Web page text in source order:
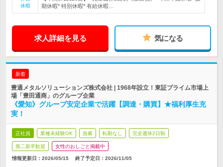
休暇
期休暇* 特別休暇* 有給休暇…
求人詳細を見る 気になる
新着
豊通メタルソリューションズ株式会社 | 1968年設立！東証プライム市場上
場「豊田通商」のグループ企業
《愛知》グループ安定企業で活躍【調達・購買】★福利厚生充
実！
正社員 業種未経験OK 急募 転勤なし 完全週休2日制
第二新卒歓迎 女性のおしごと掲載中
情報更新日：2026/05/15 終了予定日： 2026/11/05